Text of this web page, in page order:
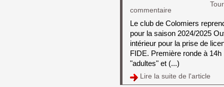
commentaire
Le club de Colomiers
pour la saison 2024/2025
intérieur pour la prise de
FIDE. Première ronde à
"adultes" et (...)
Lire la suite de l'article